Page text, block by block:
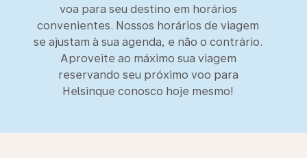
voa para seu destino em horários
convenientes. Nossos horários de viagem
se ajustam à sua agenda, e não o contrário.
Aproveite ao máximo sua viagem
reservando seu próximo voo para
Helsinque conosco hoje mesmo!